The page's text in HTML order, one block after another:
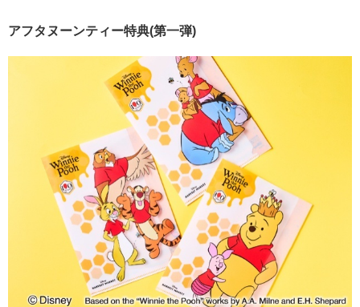
アフタヌーンティー特典(第一弾)